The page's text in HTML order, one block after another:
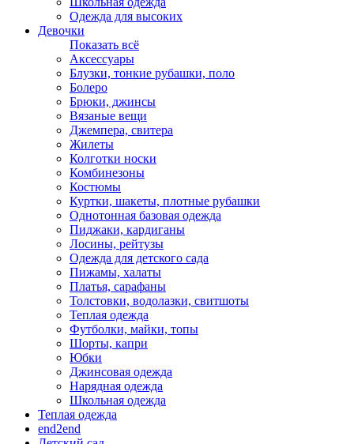
Одежда для высоких
Девочки
Показать всё
Аксессуары
Блузки, тонкие рубашки, поло
Болеро
Брюки, джинсы
Вязаные вещи
Джемпера, свитера
Жилеты
Колготки носки
Комбинезоны
Костюмы
Куртки, шакеты, плотные рубашки
Однотонная базовая одежда
Пиджаки, кардиганы
Лосины, рейтузы
Одежда для детского сада
Пижамы, халаты
Платья, сарафаны
Толстовки, водолазки, свитшоты
Теплая одежда
Футболки, майки, топы
Шорты, капри
Юбки
Джинсовая одежда
Нарядная одежда
Школьная одежда
Теплая одежда
end2end